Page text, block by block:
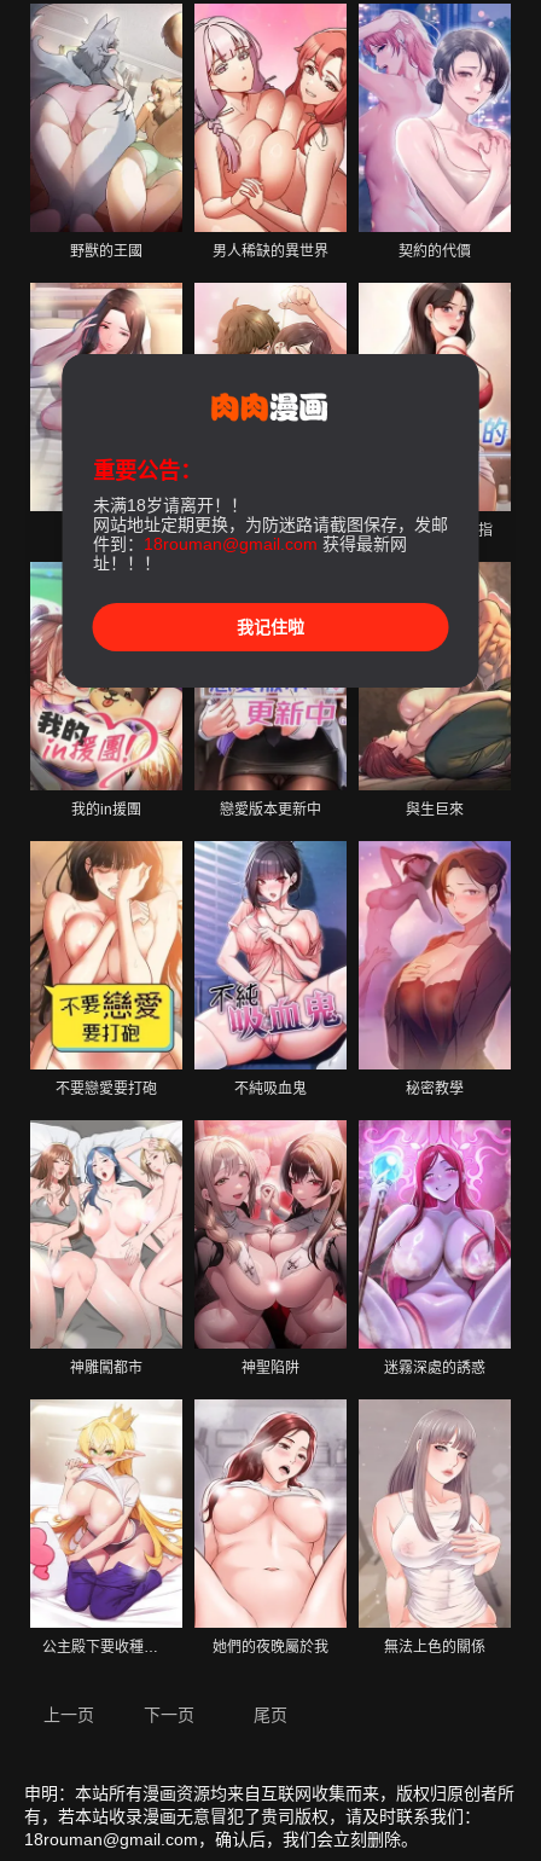
野獸的王國 男人稀缺的異世界 契約的代價
特別課程 发小碰不得 魯蛇社畜的金手指
我的in援團 戀愛版本更新中 與生巨來
不要戀愛要打砲 不純吸血鬼 秘密教學
神雕闖都市 神聖陷阱 迷霧深處的誘惑
她們的夜晚屬於我 無法上色的關係
上一页 下一页 尾页
申明：本站所有漫画资源均来自互联网收集而来，版权归原创者所
有，若本站收录漫画无意冒犯了贵司版权，请及时联系我们：
18rouman@gmail.com，确认后，我们会立刻删除。
重要公告：
未满18岁请离开！！
网站地址定期更换，为防迷路请截图保存，发邮
件到： 18rouman@gmail.com 获得最新网
址！！！
我记住啦